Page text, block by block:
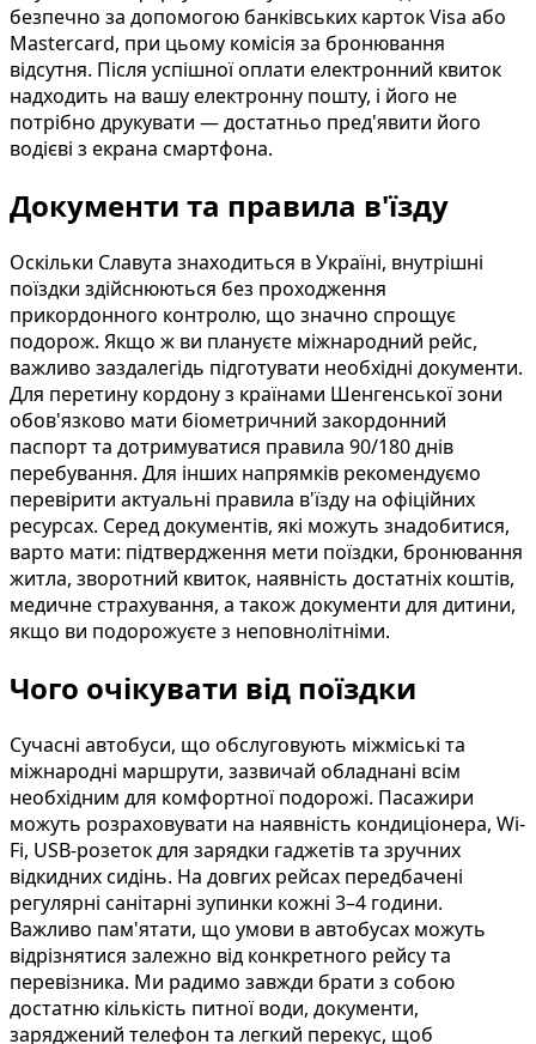
безпечно за допомогою банківських карток Visa або
Mastercard, при цьому комісія за бронювання
відсутня. Після успішної оплати електронний квиток
надходить на вашу електронну пошту, і його не
потрібно друкувати — достатньо пред'явити його
водієві з екрана смартфона.
Документи та правила в'їзду
Оскільки Славута знаходиться в Україні, внутрішні
поїздки здійснюються без проходження
прикордонного контролю, що значно спрощує
подорож. Якщо ж ви плануєте міжнародний рейс,
важливо заздалегідь підготувати необхідні документи.
Для перетину кордону з країнами Шенгенської зони
обов'язково мати біометричний закордонний
паспорт та дотримуватися правила 90/180 днів
перебування. Для інших напрямків рекомендуємо
перевірити актуальні правила в'їзду на офіційних
ресурсах. Серед документів, які можуть знадобитися,
варто мати: підтвердження мети поїздки, бронювання
житла, зворотний квиток, наявність достатніх коштів,
медичне страхування, а також документи для дитини,
якщо ви подорожуєте з неповнолітніми.
Чого очікувати від поїздки
Сучасні автобуси, що обслуговують міжміські та
міжнародні маршрути, зазвичай обладнані всім
необхідним для комфортної подорожі. Пасажири
можуть розраховувати на наявність кондиціонера, Wi-
Fi, USB-розеток для зарядки гаджетів та зручних
відкидних сидінь. На довгих рейсах передбачені
регулярні санітарні зупинки кожні 3–4 години.
Важливо пам'ятати, що умови в автобусах можуть
відрізнятися залежно від конкретного рейсу та
перевізника. Ми радимо завжди брати з собою
достатню кількість питної води, документи,
заряджений телефон та легкий перекус, щоб